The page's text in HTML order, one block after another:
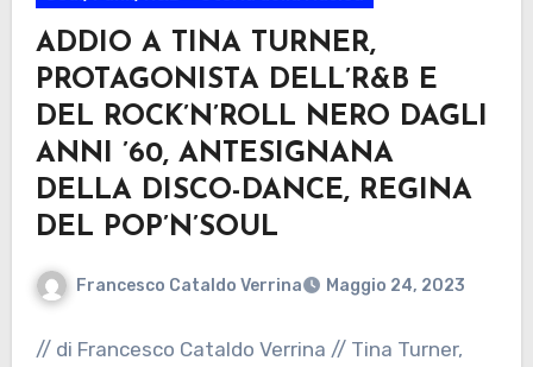
ADDIO A TINA TURNER,
PROTAGONISTA DELL’R&B E
DEL ROCK’N’ROLL NERO DAGLI
ANNI ’60, ANTESIGNANA
DELLA DISCO-DANCE, REGINA
DEL POP’N’SOUL
Francesco Cataldo Verrina Maggio 24, 2023
// di Francesco Cataldo Verrina // Tina Turner,